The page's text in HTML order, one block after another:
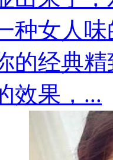
种女人
的经典
效果，...